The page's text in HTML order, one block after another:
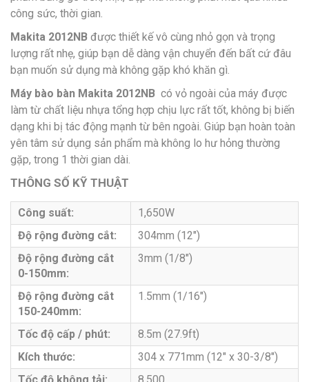
công sức, thời gian.
Makita 2012NB được thiết kế vô cùng nhỏ gọn và trọng
lượng rất nhẹ, giúp bạn dễ dàng vận chuyển đến bất cứ đâu
bạn muốn sử dụng mà không gặp khó khăn gì.
Máy bào bàn Makita 2012NB có vỏ ngoài của máy được
làm từ chất liệu nhựa tổng hợp chịu lực rất tốt, không bị biến
dạng khi bị tác động mạnh từ bên ngoài. Giúp bạn hoàn toàn
yên tâm sử dụng sản phẩm mà không lo hư hỏng thường
gặp, trong 1 thời gian dài.
THÔNG SỐ KỸ THUẬT
Công suất:
1,650W
Độ rộng đường cắt:
304mm (12″)
Độ rộng đường cắt
0-150mm:
3mm (1/8″)
Độ rộng đường cắt
150-240mm:
1.5mm (1/16″)
Tốc độ cấp / phút:
8.5m (27.9ft)
Kích thước:
304 x 771mm (12″ x 30-3/8″)